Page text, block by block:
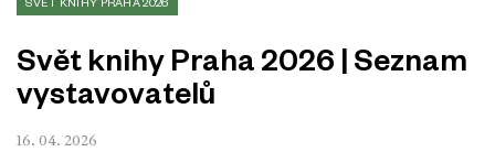
SVĚT KNIHY PRAHA 2026
Svět knihy Praha 2026 | Seznam
vystavovatelů
16. 04. 2026